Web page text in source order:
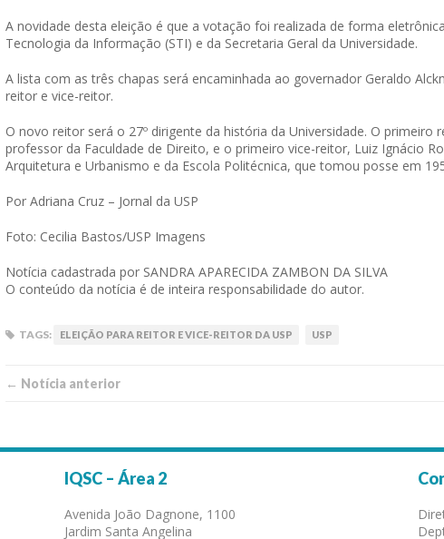
A novidade desta eleição é que a votação foi realizada de forma
Tecnologia da Informação (STI) e da Secretaria Geral da Universidade.
A lista com as três chapas será encaminhada ao governador Geraldo
reitor e vice-reitor.
O novo reitor será o 27º dirigente da história da Universidade. O primeiro
professor da Faculdade de Direito, e o primeiro vice-reitor, Luiz Ignácio
Arquitetura e Urbanismo e da Escola Politécnica, que tomou posse em
Por Adriana Cruz – Jornal da USP
Foto: Cecilia Bastos/USP Imagens
Notícia cadastrada por SANDRA APARECIDA ZAMBON DA SILVA
O conteúdo da notícia é de inteira responsabilidade do autor.
TAGS: ELEIÇÃO PARA REITOR E VICE-REITOR DA USP USP
← Notí­cia anterior
IQSC – Área 2
Avenida João Dagnone, 1100
Jardim Santa Angelina